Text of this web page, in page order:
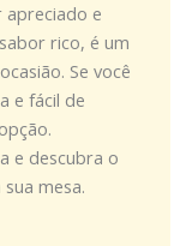
apreciado e
rico, é um
Se você
e fácil de
e descubra o
mesa.